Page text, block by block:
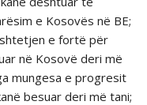
e Kosovës në BE;
e fortë për
në Kosovë deri më
mungesa e progresit
besuar deri më tani;